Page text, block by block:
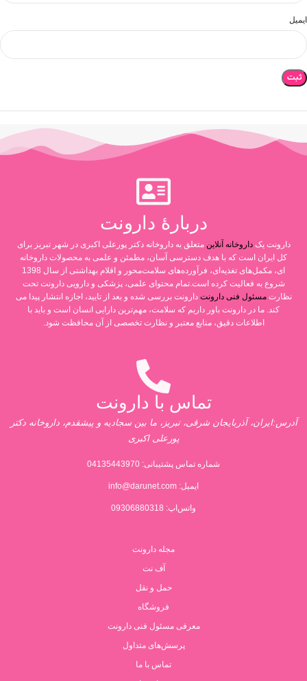
ایمیل
دربارۀ دارونت
دارونت یکداروخانه آنلاین متعلق به داروخانه دکتر پورعلی اکبری در شهر تبریز برای
کل ایران است که با هدف دسترسی آسان، مطمئن و علمی به محصولات داروخانه
ای، مکمل‌های تغذیه‌ای، فرآورده‌های سلامت‌محور و اقلام بهداشتی از سال 1398
شروع به فعالیت کرده است.تمام محتوای علمی، پزشکی و دارویی دارونت تحت
نظارتمسئول فنی دارونت دارونت بررسی شده و بعد از تایید، اجازه انتشار پیدا می
کند. ما در دارونت باور داریم که سلامت، مهم‌ترین دارایی انسان است و باید با
اطلاعات دقیق، منابع معتبر و نظارت تخصصی از آن محافظت شود.
تماس با دارونت
آدرس:ایران، آذربایجان شرقی، تبریز، ما بین سجادیه و پیشقدم، داروخانه دکتر
پورعلی اکبری
شماره تماس پشتیبانی: 04135443970
ایمیل: info@darunet.com
واتس‌اپ: 09306880318
مجله دارونت
آف نت
حمل و نقل
فروشگاه
معرفی مسئول فنی دارونت
پرسش‌های متداول
تماس با ما